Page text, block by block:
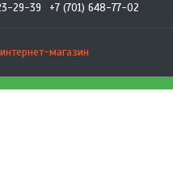
29-39 +7 (701) 648-77-02
магазин